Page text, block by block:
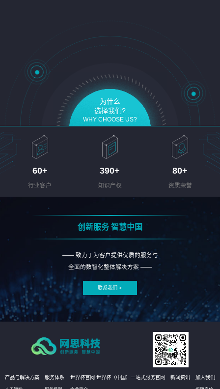
为什么
选择我们?
WHY CHOOSE US?
60+
行业客户
390+
知识产权
80+
资质荣誉
创新服务 智慧中国
—— 致力于为客户提供优质的服务与
全面的数智化整体解决方案 ——
联系我们 >
产品与解决方案 服务体系 世界杯官网-世界杯（中国）一站式服务官网 新闻资讯 加入我们